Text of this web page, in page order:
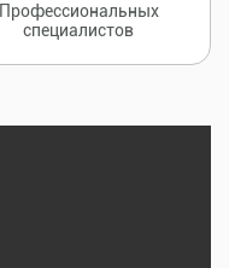
Профессиональных
специалистов